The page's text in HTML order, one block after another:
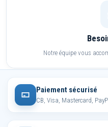
Notre équipe vous
Paiement sécurisé
CB, Visa, Mastercard,